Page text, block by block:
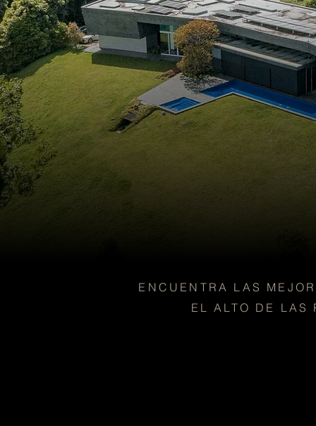
ENCUENTRA LAS
EL ALTO DE LAS